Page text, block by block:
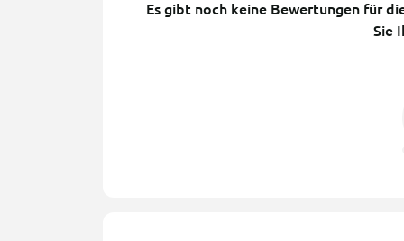
Es gibt noch keine Bewertungen für
Sie